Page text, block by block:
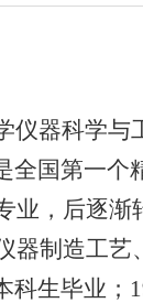
仪器科学与
全国第一个
业，后逐渐
器制造工艺
科生毕业；